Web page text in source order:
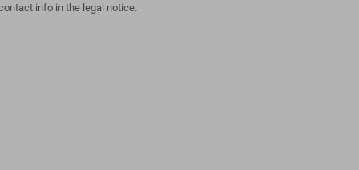
info in the legal notice.